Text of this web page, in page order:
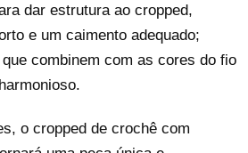
dar estrutura ao cropped,
e um caimento adequado;
combinem com as cores do fio
o cropped de crochê com